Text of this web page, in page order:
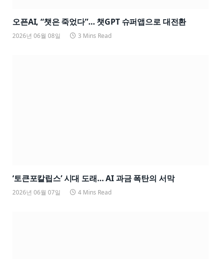
오픈AI, “챗은 죽었다”… 챗GPT 슈퍼앱으로 대전환
2026년 06월 08일 3 Mins Read
‘토큰포칼립스’ 시대 도래… AI 과금 폭탄의 서막
2026년 06월 07일 4 Mins Read